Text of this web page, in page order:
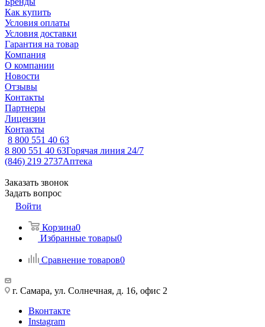
Как купить
Условия оплаты
Условия доставки
Гарантия на товар
Компания
О компании
Новости
Отзывы
Контакты
Партнеры
Лицензии
Контакты
8 800 551 40 63
8 800 551 40 63Горячая линия 24/7
(846) 219 2737Аптека
Заказать звонок
Задать вопрос
Войти
Корзина0
Избранные товары0
Сравнение товаров0
г. Самара, ул. Солнечная, д. 16, офис 2
Вконтакте
Instagram